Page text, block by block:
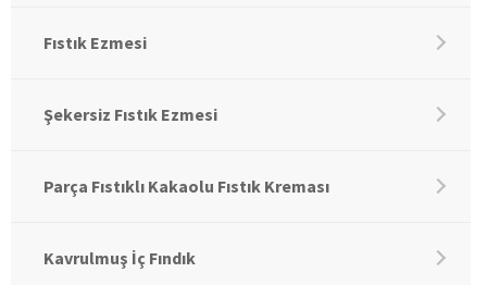
Fıstık Ezmesi
Şekersiz Fıstık Ezmesi
Parça Fıstıklı Kakaolu Fıstık Kreması
Kavrulmuş İç Fındık